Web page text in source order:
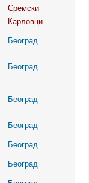
Сремски
Карловци
Београд
Београд
Београд
Београд
Београд
Београд